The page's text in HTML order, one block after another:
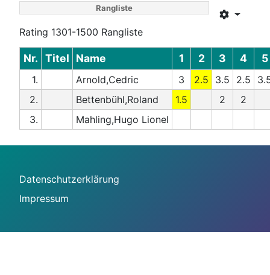
Rangliste
Rating 1301-1500 Rangliste
Nr. Titel Name 1 2 3 4 5
1. Arnold,Cedric 3 2.5 3.5 2.5
2.
Bettenbühl,Roland 1.5 2
2
3.
Mahling,Hugo Lionel
Datenschutzerklärung
Impressum